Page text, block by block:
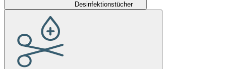
Desinfektionstücher